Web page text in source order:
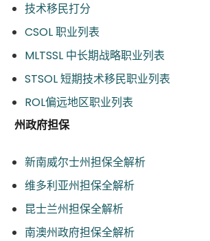
技术移民打分
CSOL 职业列表
MLTSSL 中长期战略职业列表
STSOL 短期技术移民职业列表
ROL偏远地区职业列表
州政府担保
新南威尔士州担保全解析
维多利亚州担保全解析
昆士兰州担保全解析
南澳州政府担保全解析